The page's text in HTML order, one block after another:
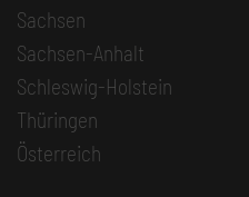
Sachsen
Sachsen-Anhalt
Schleswig-Holstein
Thüringen
Österreich